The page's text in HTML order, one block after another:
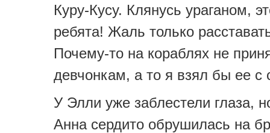
Куру-Кусу. Клянусь ураганом,
ребята! Жаль только
Почему-то на кораблях не
девчонкам, а то я взял бы ее с
У Элли уже заблестели глаза,
Анна сердито обрушилась на